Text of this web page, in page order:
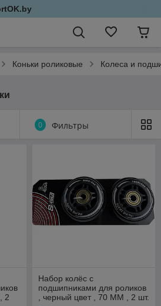
Коньки роликовые Колеса и
0 Фильтры
2
Набор колёс с
подшипниками для роликов
, черный цвет , 70 ММ , 2 шт.